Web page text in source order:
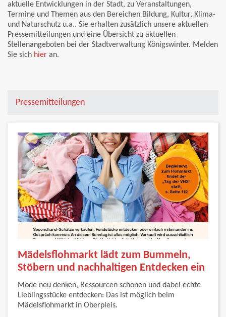
aktuelle Entwicklungen in der Stadt, zu Veranstaltungen,
Termine und Themen aus den Bereichen Bildung, Kultur, Klima-
und Naturschutz u.a.. Sie erhalten zusätzlich unsere aktuellen
Pressemitteilungen und eine Übersicht zu aktuellen
Stellenangeboten bei der Stadtverwaltung Königswinter. Melden
Sie sich hier an.
Pressemitteilungen
Mädelsflohmarkt lädt zum Bummeln,
Stöbern und nachhaltigen Entdecken ein
Mode neu denken, Ressourcen schonen und dabei echte
Lieblingsstücke entdecken: Das ist möglich beim
Mädelsflohmarkt in Oberpleis.